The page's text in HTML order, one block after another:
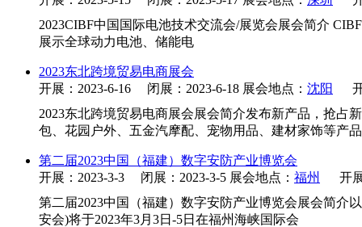
2023CIBF中国国际电池技术交流会/展览会展会简介
展示全球动力电池、储能电
2023东北跨境贸易电商展会
开展：2023-6-16 闭展：2023-6-18 展会地点： 沈阳
开
2023东北跨境贸易电商展会展会简介发布新产品，抢占
包、花园户外、五金汽摩配、宠物用品、建材家饰等产
第二届2023中国（福建）数字安防产业博览会
开展：2023-3-3 闭展：2023-3-5 展会地点： 福州
开展
第二届2023中国（福建）数字安防产业博览会展会简介
安会)将于2023年3月3日-5日在福州海峡国际会